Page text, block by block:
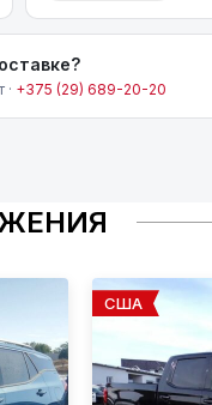
· +375 (29) 689-20-20
США